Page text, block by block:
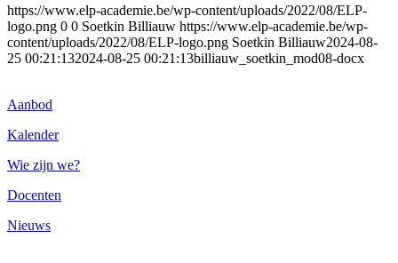
https://www.elp-academie.be/wp-content/uploads/2022/08/ELP-
logo.png 0 0 Soetkin Billiauw https://www.elp-academie.be/wp-
content/uploads/2022/08/ELP-logo.png Soetkin Billiauw2024-08-
25 00:21:132024-08-25 00:21:13billiauw_soetkin_mod08-docx
Aanbod
Kalender
Wie zijn we?
Docenten
Nieuws